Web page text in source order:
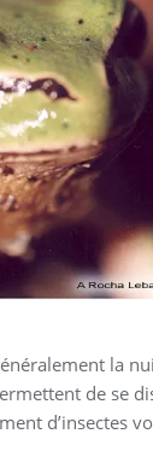
la
de se
d’insectes